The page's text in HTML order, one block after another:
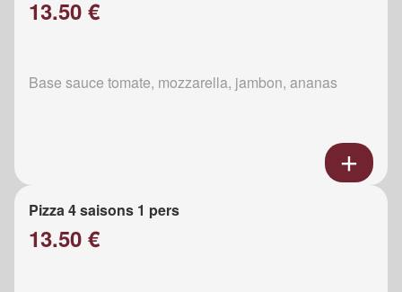
13.50 €
Base sauce tomate, mozzarella, jambon, ananas
Pizza 4 saisons 1 pers
13.50 €